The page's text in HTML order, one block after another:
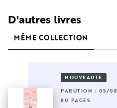
D'autres livres
MÊME COLLECTION
NOUVEAUTÉ
PARUTION : 05/
80 PAGES